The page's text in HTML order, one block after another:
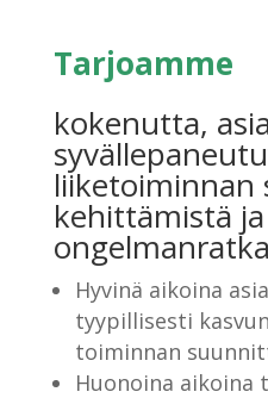
Tarjoamme
kokenutta,
liiketoiminnan
kehittämistä ja
Hyvinä aikoina
tyypillisesti
toiminnan
Huonoina aikoina